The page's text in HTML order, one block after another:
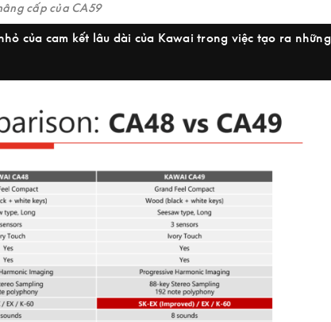
cấp của CA59
của cam kết lâu dài của Kawai trong việc tạo ra